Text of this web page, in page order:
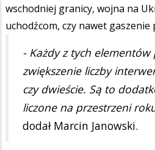
wschodniej granicy, wojna na
uchodźcom, czy nawet
- Każdy z tych
zwiększenie liczby
czy dwieście. Są to
liczone na przestrzeni
dodał Marcin Janowski.